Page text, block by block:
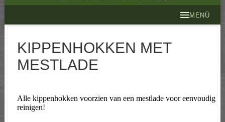
MENÜ
KIPPENHOKKEN MET
MESTLADE
Alle kippenhokken voorzien van een mestlade voor eenvoudig
reinigen!